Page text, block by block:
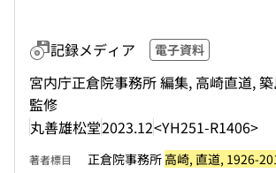
記録メディア 電子資料
宮内庁正倉院事務所 編集, 高崎直道,
監修
丸善雄松堂2023.12<YH251-R1406>
著者標目 正倉院事務所 高崎, 直道, 1926-